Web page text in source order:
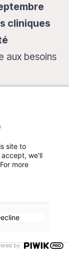
cliniques
aux besoins
celles
sans
cœur de
site to
we'll
more
by